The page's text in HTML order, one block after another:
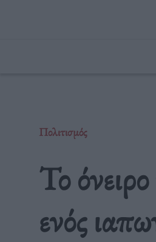
Πολιτισμός
Το
ενός